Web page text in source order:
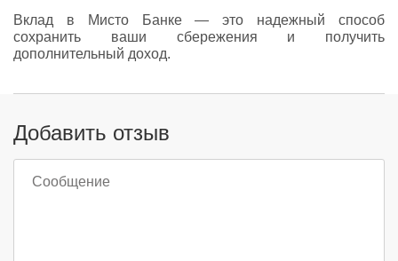
Вклад в Мисто Банке — это надежный способ
сохранить ваши сбережения и получить
дополнительный доход.
Добавить отзыв